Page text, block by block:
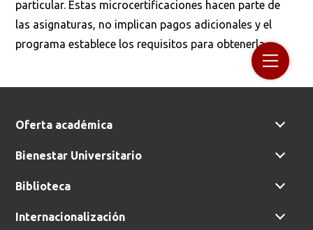
particular. Estas microcertificaciones hacen parte de
las asignaturas, no implican pagos adicionales y el
programa establece los requisitos para obtenerla.
Oferta académica
Bienestar Universitario
Biblioteca
Internacionalización